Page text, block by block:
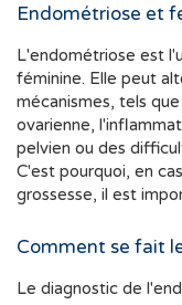
Endométriose et
L'endométriose est
féminine. Elle peut
mécanismes, tels
ovarienne,
pelvien ou des
C'est pourquoi, en
grossesse, il est
Comment se fait
Le diagnostic de